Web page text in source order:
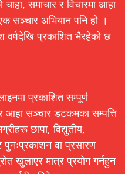
चाहा, समाचार र विचारमा आहा
सञ्चार अभियान पनि हो ।
वर्षदेखि प्रकाशित भैरहेको छ
प्रकाशित सम्पूर्ण
आहा सञ्चार डटकमका सम्पत्ति
छापा, विद्युतीय,
पुनःप्रकाशन वा प्रसारण
खुलाएर मात्र प्रयोग गर्नहुन